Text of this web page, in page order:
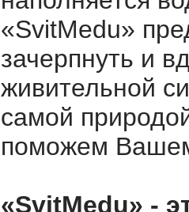
«SvitMedu»
зачерпнуть и
живительной
самой
поможем
«SvitMedu» -